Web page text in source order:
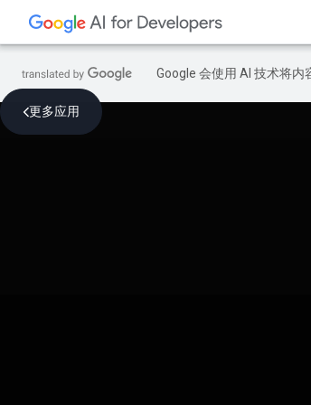
Google 会使用 AI 技术将内
更多应用